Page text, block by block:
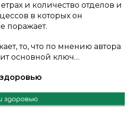
и количество отделов и
в которых он
поражает.
то, что по мнению автора
основной ключ…